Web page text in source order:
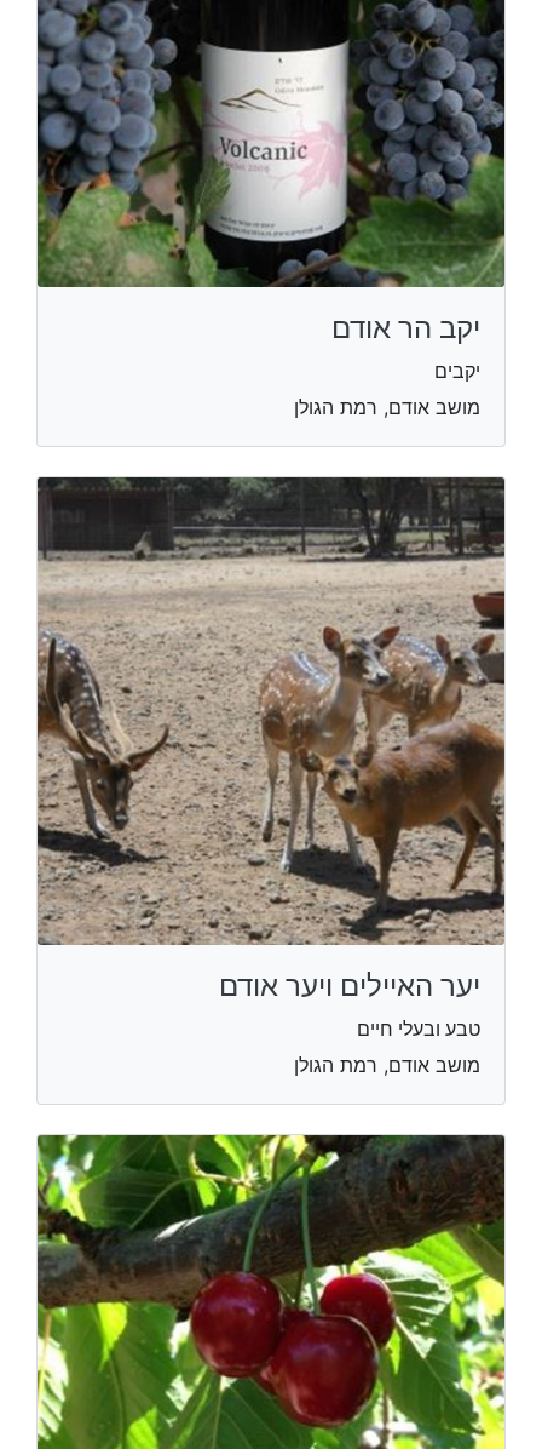
יקב הר אודם
יקבים
מושב אודם, רמת הגולן
יער האיילים ויער אודם
טבע ובעלי חיים
מושב אודם, רמת הגולן